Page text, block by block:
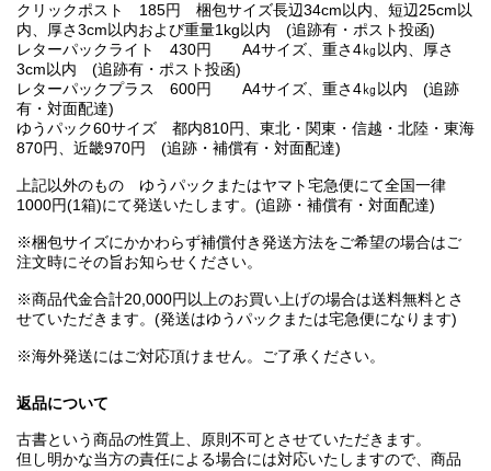
クリックポスト 185円 梱包サイズ長辺34cm以内、短辺25cm以
内、厚さ3cm以内および重量1kg以内 (追跡有・ポスト投函)
レターパックライト 430円 A4サイズ、重さ4㎏以内、厚さ
3cm以内 (追跡有・ポスト投函)
レターパックプラス 600円 A4サイズ、重さ4㎏以内 (追跡
有・対面配達)
ゆうパック60サイズ 都内810円、東北・関東・信越・北陸・東海
870円、近畿970円 (追跡・補償有・対面配達)
上記以外のもの ゆうパックまたはヤマト宅急便にて全国一律
1000円(1箱)にて発送いたします。(追跡・補償有・対面配達)
※梱包サイズにかかわらず補償付き発送方法をご希望の場合はご
注文時にその旨お知らせください。
※商品代金合計20,000円以上のお買い上げの場合は送料無料とさ
せていただきます。(発送はゆうパックまたは宅急便になります)
※海外発送にはご対応頂けません。ご了承ください。
返品について
古書という商品の性質上、原則不可とさせていただきます。
但し明かな当方の責任による場合には対応いたしますので、商品